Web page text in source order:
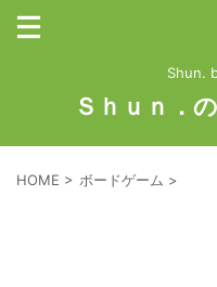
Shun.
Ｓｈｕｎ．
HOME > ボードゲーム >